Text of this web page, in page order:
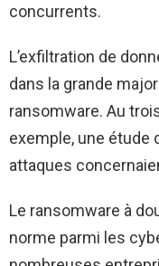
concurrents.
L’exfiltration de
dans la grande
ransomware. Au
exemple, une étude
attaques
Le ransomware à
norme parmi les